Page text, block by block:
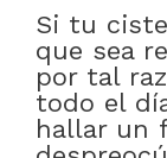
Si tu
que sea
por tal
todo el
hallar un